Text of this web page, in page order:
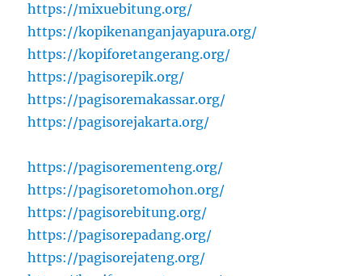
https://mixuebitung.org/
https://kopikenanganjayapura.org/
https://kopiforetangerang.org/
https://pagisorepik.org/
https://pagisoremakassar.org/
https://pagisorejakarta.org/
https://pagisorementeng.org/
https://pagisoretomohon.org/
https://pagisorebitung.org/
https://pagisorepadang.org/
https://pagisorejateng.org/